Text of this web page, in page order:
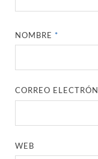
NOMBRE*
CORREO
WEB